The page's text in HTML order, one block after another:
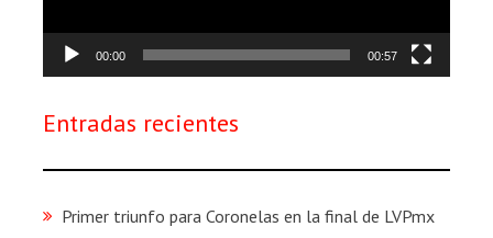
00:00 00:57
Entradas recientes
Primer triunfo para Coronelas en la final de LVPmx